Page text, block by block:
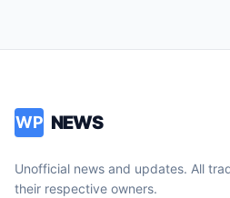
WP NEWS
Unofficial news and updates. All
their respective owners.